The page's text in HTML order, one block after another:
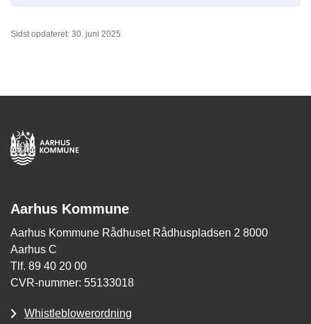
Sidst opdateret: 30. juni 2025
Aarhus Kommune
Aarhus Kommune Rådhuset Rådhuspladsen 2 8000
Aarhus C
Tlf. 89 40 20 00
CVR-nummer: 55133018
Whistleblowerordning